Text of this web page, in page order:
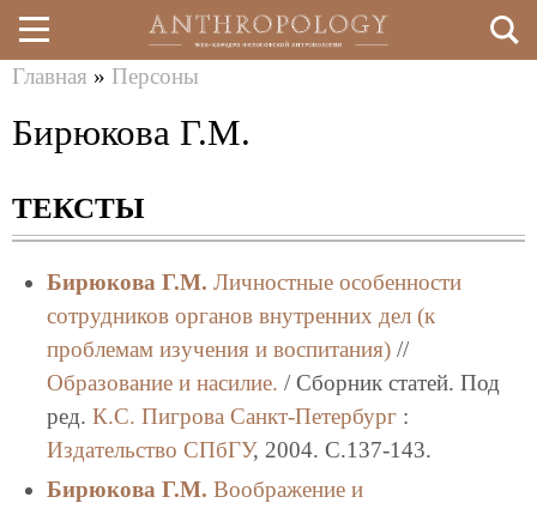
Перейти
к
содержанию
здесь
Главная » Персоны
Бирюкова Г.М.
ТЕКСТЫ
Бирюкова Г.М. Личностные особенности
сотрудников органов внутренних дел (к
проблемам изучения и воспитания)//
Образование и насилие. / Сборник статей. Под
ред. К.С. Пигрова Санкт-Петербург:
Издательство СПбГУ, 2004. C.137-143.
Бирюкова Г.М. Воображение и